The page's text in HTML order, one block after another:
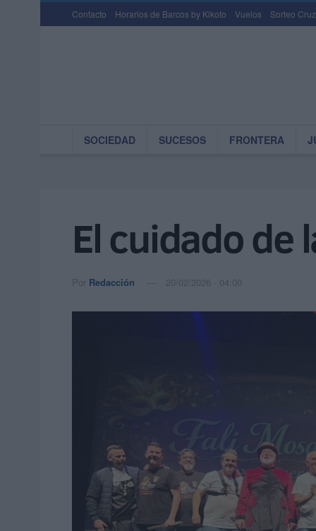
Contacto Horarios de Barcos by Kikoto Vuelos Sorteo
SOCIEDAD SUCESOS FRONTERA
El cuidado de
Por Redacción 20/02/2026 - 04:00